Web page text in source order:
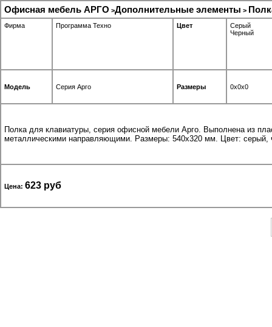
Офисная мебель АРГО >Дополнительные элементы >
Фирма Программа Техно Цвет
Серый
Черный
Модель Серия Арго Размеры 0x0x0
Полка для клавиатуры, серия офисной мебели Арго. Выполнена из
металлическими направляющими. Размеры: 540х320 мм. Цвет: серый,
Цена: 623 руб